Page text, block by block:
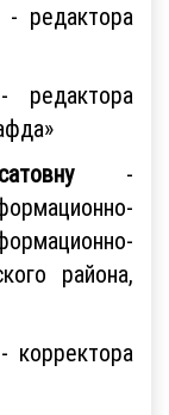
- редактора
-
района,